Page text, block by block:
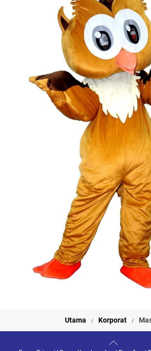
Utama Korporat